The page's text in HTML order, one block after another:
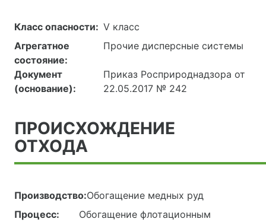
Класс опасности: V класс
Агрегатное
состояние:
Прочие дисперсные системы
Документ
(основание):
Приказ Росприроднадзора от
22.05.2017 № 242
ПРОИСХОЖДЕНИЕ
ОТХОДА
Производство:Обогащение медных руд
Процесс:
Обогащение флотационным